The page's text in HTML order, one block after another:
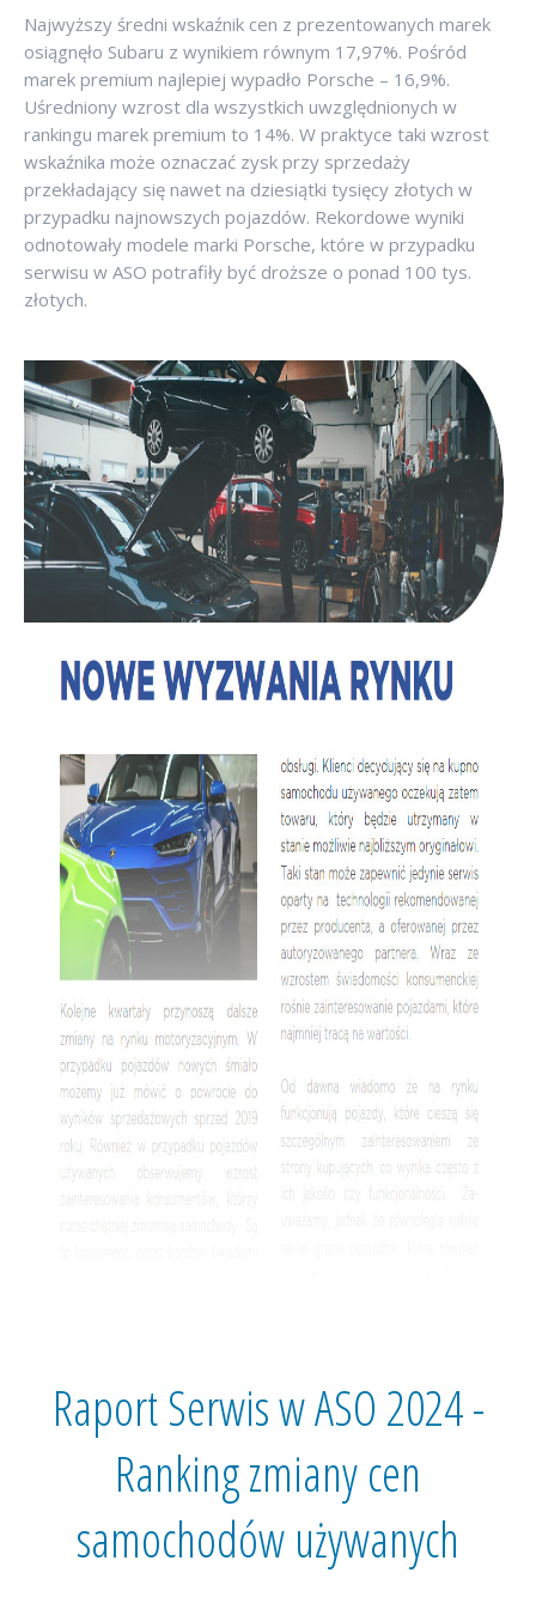
Najwyższy średni wskaźnik cen z prezentowanych marek
osiągnęło Subaru z wynikiem równym 17,97%. Pośród
marek premium najlepiej wypadło Porsche – 16,9%.
Uśredniony wzrost dla wszystkich uwzględnionych w
rankingu marek premium to 14%. W praktyce taki wzrost
wskaźnika może oznaczać zysk przy sprzedaży
przekładający się nawet na dziesiątki tysięcy złotych w
przypadku najnowszych pojazdów. Rekordowe wyniki
odnotowały modele marki Porsche, które w przypadku
serwisu w ASO potrafiły być droższe o ponad 100 tys.
złotych.
Raport Serwis w ASO 2024 -
Ranking zmiany cen
samochodów używanych